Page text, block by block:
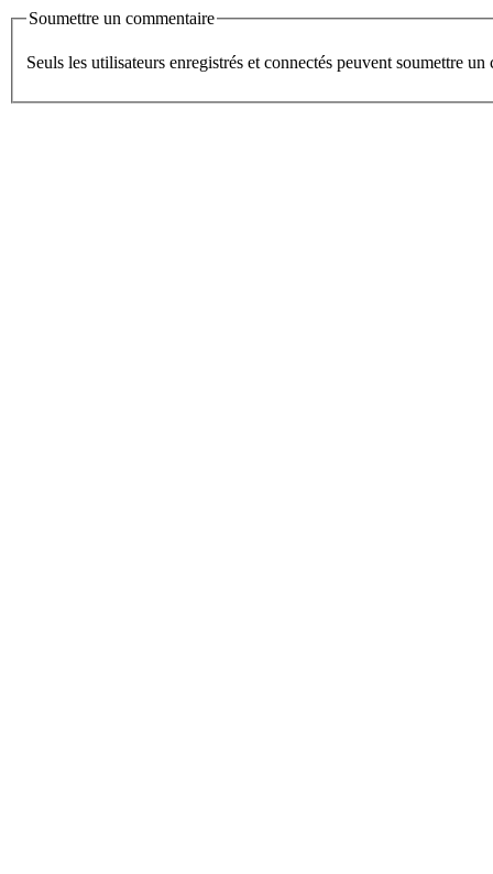
Soumettre un commentaire
Seuls les utilisateurs enregistrés et connectés peuvent soumettre un